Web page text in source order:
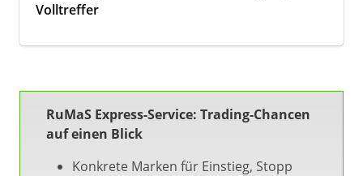
Volltreffer
RuMaS Express-Service: Trading-Chancen
auf einen Blick
Konkrete Marken für Einstieg, Stopp